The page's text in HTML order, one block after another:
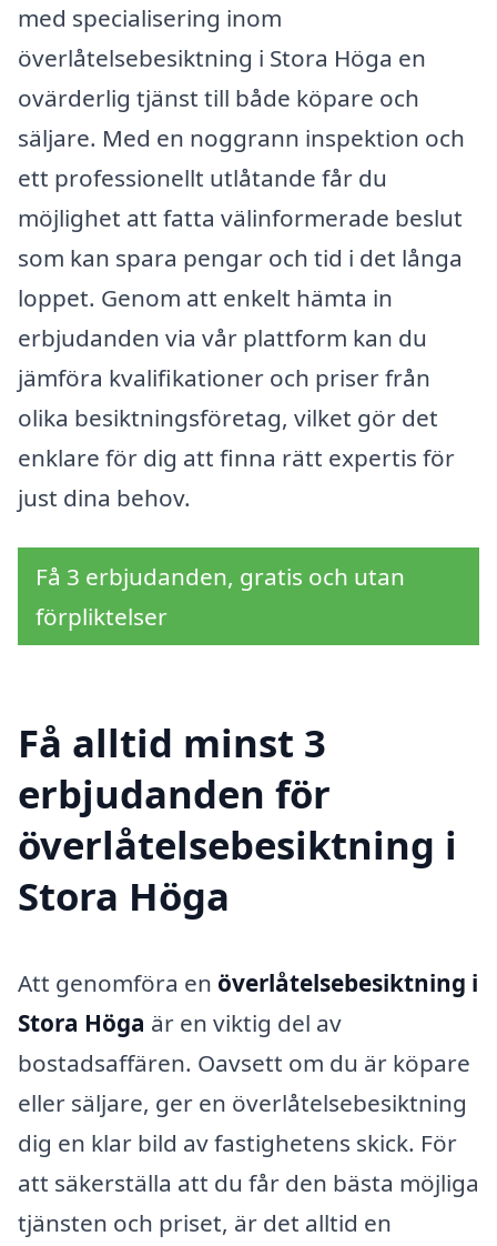
med specialisering inom
överlåtelsebesiktning i Stora Höga en
ovärderlig tjänst till både köpare och
säljare. Med en noggrann inspektion och
ett professionellt utlåtande får du
möjlighet att fatta välinformerade beslut
som kan spara pengar och tid i det långa
loppet. Genom att enkelt hämta in
erbjudanden via vår plattform kan du
jämföra kvalifikationer och priser från
olika besiktningsföretag, vilket gör det
enklare för dig att finna rätt expertis för
just dina behov.
Få 3 erbjudanden, gratis och utan
förpliktelser
Få alltid minst 3
erbjudanden för
överlåtelsebesiktning i
Stora Höga
Att genomföra en överlåtelsebesiktning i
Stora Höga är en viktig del av
bostadsaffären. Oavsett om du är köpare
eller säljare, ger en överlåtelsebesiktning
dig en klar bild av fastighetens skick. För
att säkerställa att du får den bästa möjliga
tjänsten och priset, är det alltid en